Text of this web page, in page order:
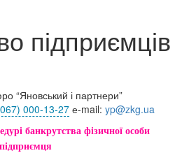
підприємців
“Яновський і партнери”
000-13-27е-mail: yp@zkg.ua
банкрутства фізичної особи
підприємця